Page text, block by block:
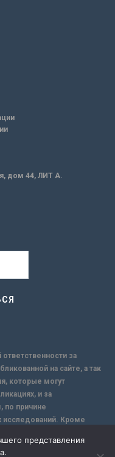
дом 44, ЛИТ А.
за
на сайте, а так
которые могут
и за
по причине
исследований. Кроме
ответственности за
представления